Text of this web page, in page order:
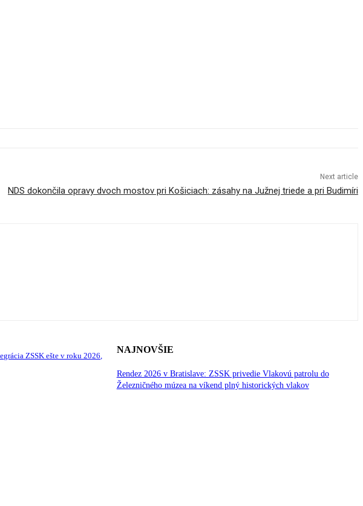
Next article
NDS dokončila opravy dvoch mostov pri Košiciach: zásahy na Južnej triede a pri Budimíri
ZSSK ešte v roku 2026,
NAJNOVŠIE
Rendez 2026 v Bratislave: ZSSK privedie Vlakovú patrolu do
Železničného múzea na víkend plný historických vlakov